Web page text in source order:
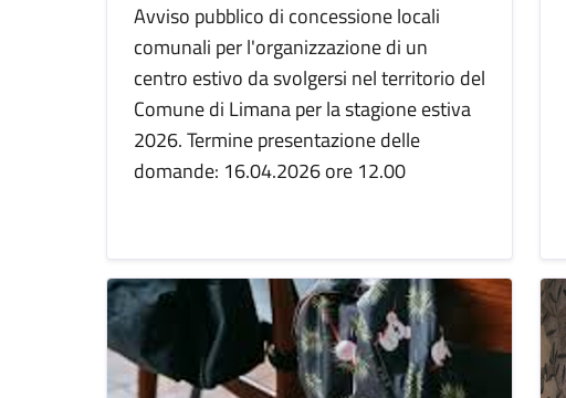
Avviso pubblico di concessione locali
comunali per l'organizzazione di un
centro estivo da svolgersi nel territorio del
Comune di Limana per la stagione estiva
2026. Termine presentazione delle
domande: 16.04.2026 ore 12.00